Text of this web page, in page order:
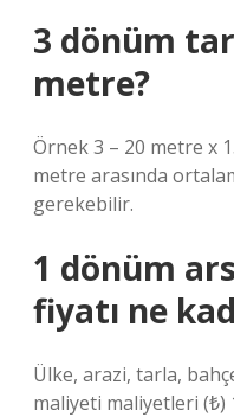
3 dönüm
metre?
Örnek 3 – 20 metre x
metre arasında
gerekebilir.
1 dönüm
fiyatı ne
Ülke, arazi, tarla,
maliyeti maliyetleri (₺)